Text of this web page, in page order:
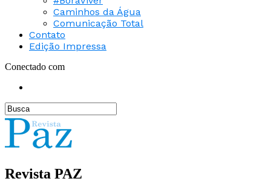
Caminhos da Água
Comunicação Total
Contato
Edição Impressa
Conectado com
Revista PAZ